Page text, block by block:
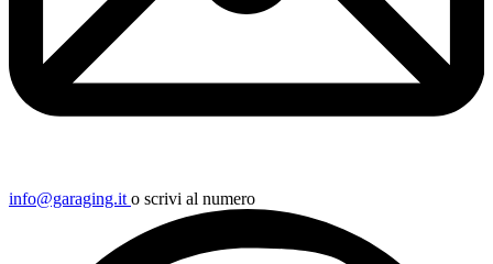
info@garaging.it o scrivi al numero